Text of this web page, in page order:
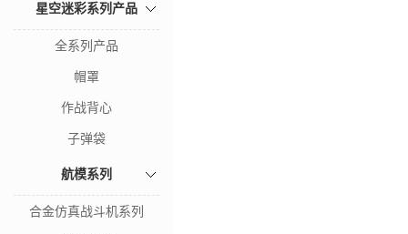
星空迷彩系列产品
全系列产品
帽罩
作战背心
子弹袋
航模系列
合金仿真战斗机系列